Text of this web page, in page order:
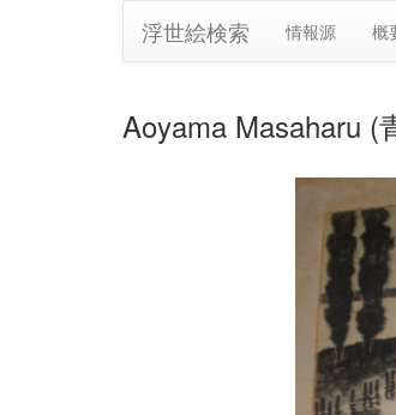
浮世絵検索 情報源 概
Aoyama Masaharu (